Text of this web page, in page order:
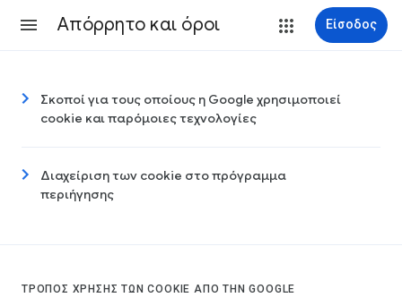
Απόρρητο και όροι Είσοδος
Σκοποί για τους οποίους η Google χρησιμοποιεί
cookie και παρόμοιες τεχνολογίες
Διαχείριση των cookie στο πρόγραμμα
περιήγησης
ΤΡΌΠΟΣ ΧΡΉΣΗΣ ΤΩΝ COOKIE ΑΠΌ ΤΗΝ GOOGLE